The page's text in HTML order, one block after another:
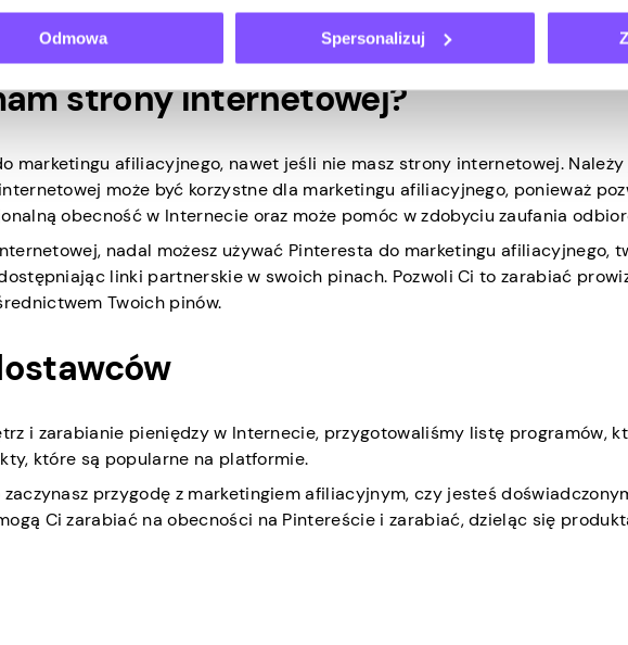
Odmowa Spersonalizuj
Pinteresta do marketingu
strony internetowej?
marketingu afiliacyjnego, nawet jeśli nie masz strony internetowej.
może być korzystne dla marketingu afiliacyjnego, ponieważ
obecność w Internecie oraz może pomóc w zdobyciu zaufania
nadal możesz używać Pinteresta do marketingu afiliacyjnego,
linki partnerskie w swoich pinach. Pozwoli Ci to zarabiać
Twoich pinów.
i zarabianie pieniędzy w Internecie, przygotowaliśmy listę programów,
które są popularne na platformie.
przygodę z marketingiem afiliacyjnym, czy jesteś
Ci zarabiać na obecności na Pintereście i zarabiać, dzieląc się